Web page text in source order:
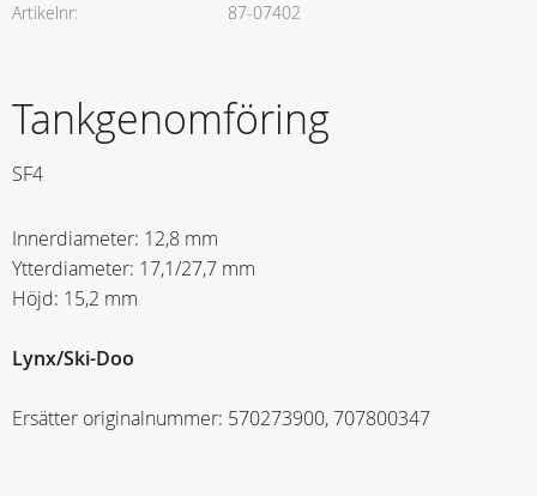
Artikelnr
87-07402
Tankgenomföring
SF4
Innerdiameter: 12,8 mm
Ytterdiameter: 17,1/27,7 mm
Höjd: 15,2 mm
Lynx/Ski-Doo
Ersätter originalnummer: 570273900, 707800347